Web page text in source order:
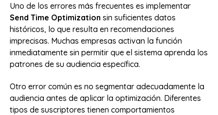
Uno de los errores más frecuentes es implementar
Send Time Optimization sin suficientes datos
históricos, lo que resulta en recomendaciones
imprecisas. Muchas empresas activan la función
inmediatamente sin permitir que el sistema aprenda los
patrones de su audiencia específica.
Otro error común es no segmentar adecuadamente la
audiencia antes de aplicar la optimización. Diferentes
tipos de suscriptores tienen comportamientos